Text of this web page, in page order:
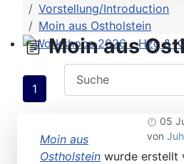
Vorstellung/Introduction
Moin aus Ostholstein
Moin aus
1
05
von
Moin aus
Ostholstein wurde erstellt